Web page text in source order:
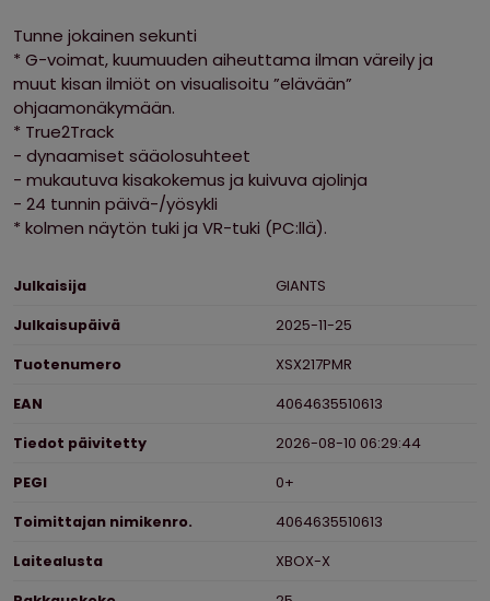
Tunne jokainen sekunti
* G-voimat, kuumuuden aiheuttama ilman väreily ja
muut kisan ilmiöt on visualisoitu ”elävään”
ohjaamonäkymään.
* True2Track
- dynaamiset sääolosuhteet
- mukautuva kisakokemus ja kuivuva ajolinja
- 24 tunnin päivä-/yösykli
* kolmen näytön tuki ja VR-tuki (PC:llä).
Ominaisuudet
Julkaisija
GIANTS
Julkaisupäivä
2025-11-25
Tuotenumero
XSX217PMR
EAN
4064635510613
Tiedot päivitetty
2026-08-10 06:29:44
PEGI
0+
Toimittajan nimikenro.
4064635510613
Laitealusta
XBOX-X